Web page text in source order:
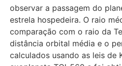
observar a passagem do
estrela hospedeira. O raio
comparação com o raio da
distância orbital média e o
calculados usando as leis de